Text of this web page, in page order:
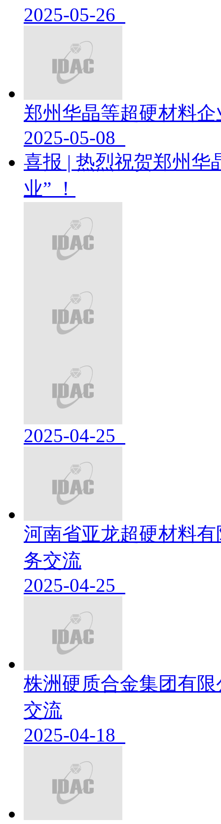
2025-05-26
郑州华晶等超硬材料
2025-05-08
喜报 | 热烈祝贺郑州华
业” ！
2025-04-25
河南省亚龙超硬材料
务交流
2025-04-25
株洲硬质合金集团有
交流
2025-04-18